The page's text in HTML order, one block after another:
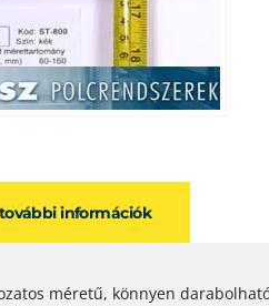
további információk
méretű, könnyen